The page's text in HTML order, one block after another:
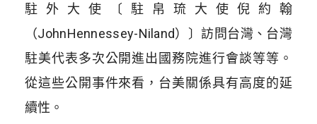
駐外大使〔駐帛琉大使倪約翰
（JohnHennessey-Niland）〕訪問台灣、台灣
駐美代表多次公開進出國務院進行會談等等。
從這些公開事件來看，台美關係具有高度的延
續性。